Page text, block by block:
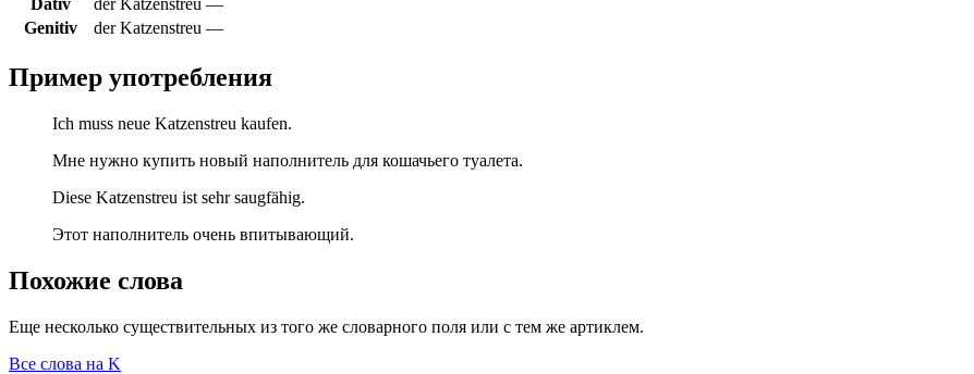
Dativ
der Katzenstreu —
Genitiv
der Katzenstreu —
Пример употребления
Ich muss neue Katzenstreu kaufen.
Мне нужно купить новый наполнитель для кошачьего туалета.
Diese Katzenstreu ist sehr saugfähig.
Этот наполнитель очень впитывающий.
Похожие слова
Еще несколько существительных из того же словарного поля или с тем же артиклем.
Все слова на K